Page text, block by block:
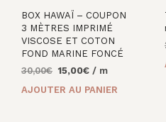
BOX HAWAÏ – COUPON
3 MÈTRES IMPRIMÉ
VISCOSE ET COTON
FOND MARINE FONCÉ
30,00€ Le
15,00€Le/ m
AJOUTER AU PANIER